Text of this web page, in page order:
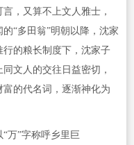
，又算不上文人雅士，
“多田翁”明朝以降，沈家
的粮长制度下，沈家子
文人的交往日益密切，
的代名词，逐渐神化为
”字称呼乡里巨